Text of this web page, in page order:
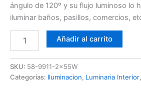
ángulo de 120º y su flujo luminoso lo
iluminar baños, pasillos, comercios,
cantidad
Añadir al carrito
SKU: 58-9911-2x55W
Categorías: Iluminacion, Luminaria Interior,